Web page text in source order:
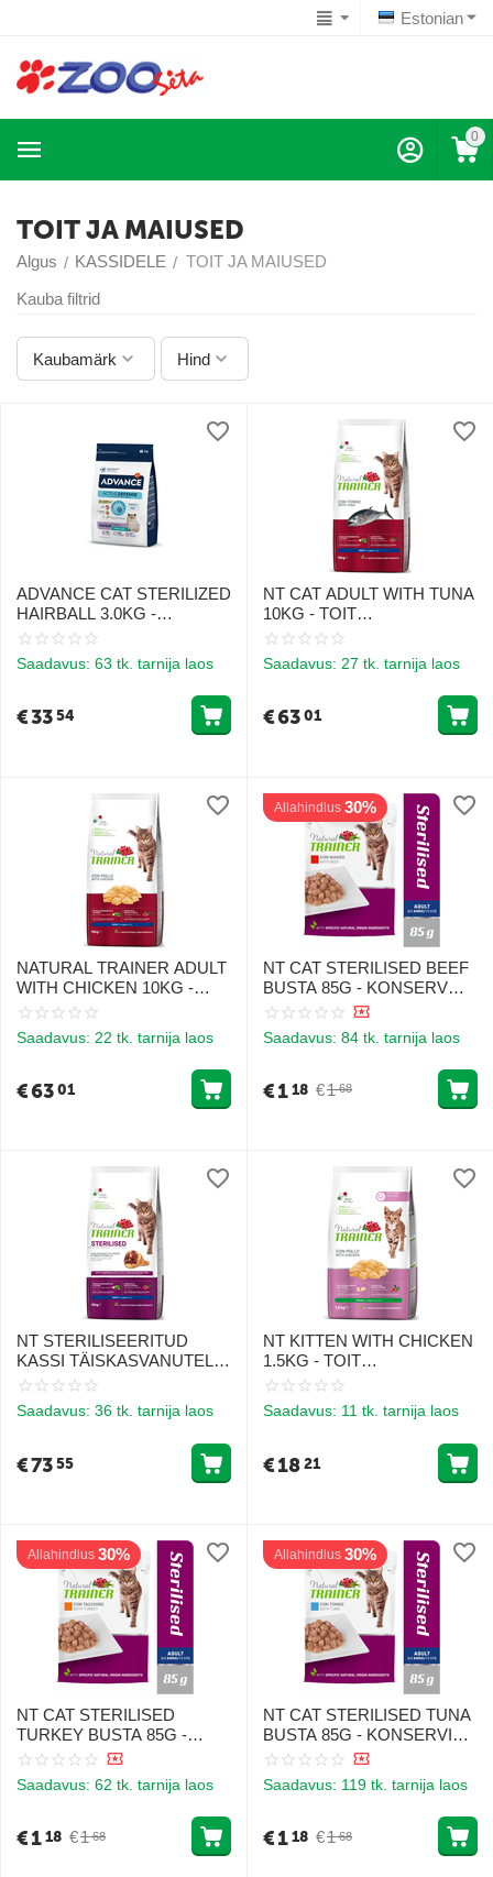
Estonian
0
TOIT JA MAIUSED
Algus / KASSIDELE / TOIT JA MAIUSED
Kauba filtrid
Kaubamärk Hind
ADVANCE CAT STERILIZED
HAIRBALL 3.0KG -
TÄISKASVANUD
RÜÜS)
Saadavus: 63 tk. tarnija laos
€3354
NT CAT ADULT WITH TUNA
10KG - TOIT
TÄISKASVANUD
Saadavus: 27 tk. tarnija laos
€6301
NATURAL TRAINER ADULT
WITH CHICKEN 10KG -
TÄISKASVANUD
Saadavus: 22 tk. tarnija laos
€6301
Allahindlus 30%
NT CAT STERILISED BEEF
BUSTA 85G - KONSERV
TÄISKASVANUD
KASSIDELE VEISELIIHAGA
Saadavus: 84 tk. tarnija laos
€1 68
€118
NT STERILISEERITUD
KASSI TÄISKASVANUTELE
KUIVATATUD SINK&HERNE
TÄISKASVANUD
KASSIDELE KUIVATATUD
Saadavus: 36 tk. tarnija laos
€7355
NT KITTEN WITH CHICKEN
1.5KG - TOIT
KASSIPOEGADELE
Saadavus: 11 tk. tarnija laos
€1821
Allahindlus 30%
NT CAT STERILISED
TURKEY BUSTA 85G -
KONSERVI
STERILISEERITUD
KALKUNIGA
Saadavus: 62 tk. tarnija laos
€1 68
€118
Allahindlus 30%
NT CAT STERILISED TUNA
BUSTA 85G - KONSERVID
STERILISEERITUD
KASSIDELE TUUNAGA
Saadavus: 119 tk. tarnija laos
€1 68
€118